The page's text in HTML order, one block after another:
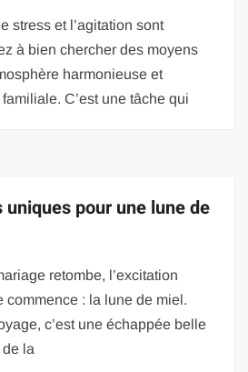
stress et l’agitation sont
à bien chercher des moyens
harmonieuse et
C’est une tâche qui
pour une lune de
retombe, l’excitation
commence : la lune de miel.
c’est une échappée belle
la